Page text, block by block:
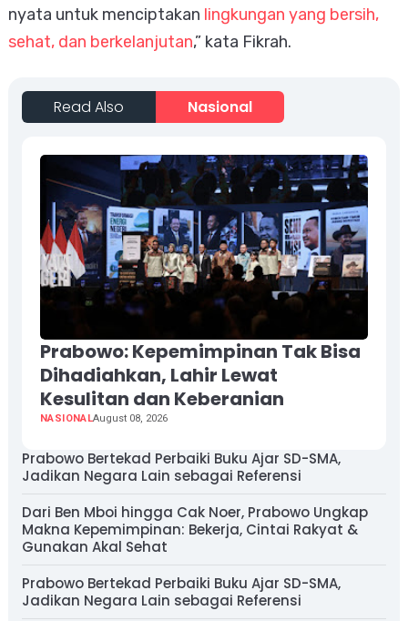
nyata untuk menciptakan lingkungan yang bersih,
sehat, dan berkelanjutan,” kata Fikrah.
Read Also Nasional
Prabowo: Kepemimpinan Tak Bisa
Dihadiahkan, Lahir Lewat
Kesulitan dan Keberanian
NASIONALAugust 08, 2026
Prabowo Bertekad Perbaiki Buku Ajar SD-SMA,
Jadikan Negara Lain sebagai Referensi
Dari Ben Mboi hingga Cak Noer, Prabowo Ungkap
Makna Kepemimpinan: Bekerja, Cintai Rakyat &
Gunakan Akal Sehat
Prabowo Bertekad Perbaiki Buku Ajar SD-SMA,
Jadikan Negara Lain sebagai Referensi